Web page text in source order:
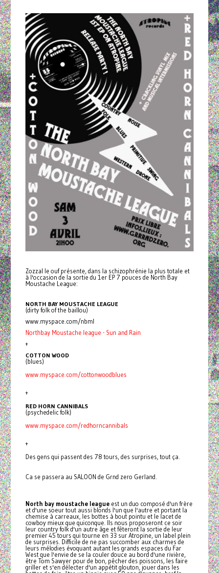
Zozzal le ouf présente, dans la schizophrénie la plus totale et
à l'occasion de la sortie du 1er EP 7 pouces de North Bay
Moustache League:
NORTH BAY MOUSTACHE LEAGUE
(dirty folk of the baillou)
www.myspace.com/nbml
Northbay Moustache league - Sun and Rain
+
COTTON WOOD
(blues)
www.myspace.com/cottonwoodblues
+
RED HORN CANNIBALS
(psychedelic folk)
www.myspace.com/redhorncannibals
+
Des gens qui passent des 78 tours, des surprises, tout ça.
Ca se passera au SALOON de Grnd zero Gerland.
North bay moustache leagueest un duo composé d'un frère
et d'une soeur tout aussi blonds l'un que l'autre et portant la
chemise à carreaux, les bottes à bout pointu et le lacet de
cowboy mieux que quiconque. Ils nous proposeront ce soir
leur country folk d'un autre âge et fêteront la sortie de leur
premier 45 tours qui tourne en 33 sur Atropine, un label plein
de surprises. Difficile de ne pas succomber aux charmes de
leurs mélodies évoquant autant les grands espaces du Far
West que l'envie de se la couler douce au bord d'une rivière,
être Tom Sawyer pour de bon, pêcher des poissons, les faire
griller et s'en délecter d'un appétit glouton, jouer dans les